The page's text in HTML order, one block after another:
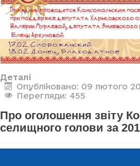
Деталі
Опубліковано: 09 лютого
Перегляди: 455
Про оголошення звіту
селищного голови за